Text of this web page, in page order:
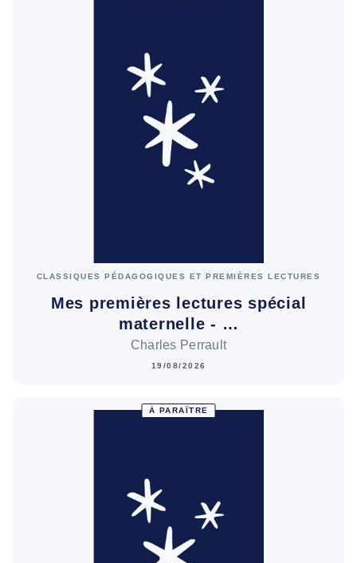
CLASSIQUES PÉDAGOGIQUES ET PREMIÈRES LECTURES
Mes premières lectures spécial
maternelle - …
Charles Perrault
19/08/2026
À PARAÎTRE